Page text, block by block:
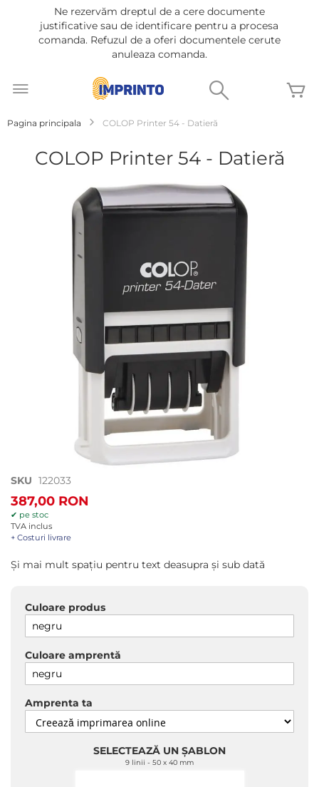
Ne rezervăm dreptul de a cere documente
justificative sau de identificare pentru a procesa
comanda. Refuzul de a oferi documentele cerute
anuleaza comanda.
la
Pagina principala COLOP Printer 54 - Datieră
COLOP Printer 54 - Datieră
Treci
la
începutul
galeriei
de
SKU 122033
387,00 RON
✔ pe stoc
TVA inclus
+ Costuri livrare
Şi mai mult spaţiu pentru text deasupra şi sub dată
Culoare produs
Culoare amprentă
Amprenta ta
SELECTEAZĂ UN ȘABLON
9 linii 50 x 40 mm